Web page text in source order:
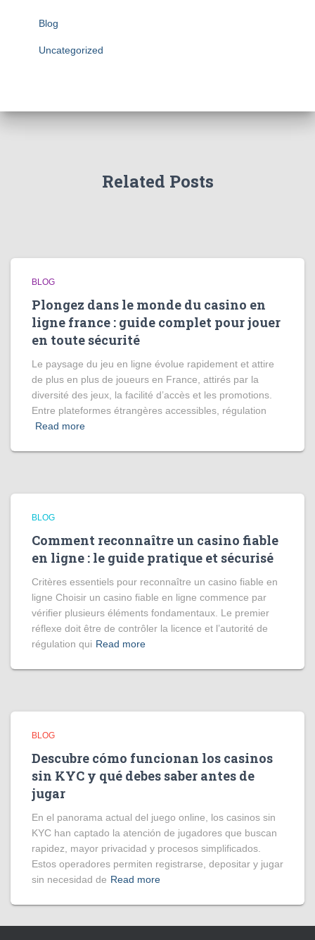
Blog
Uncategorized
Related Posts
BLOG
Plongez dans le monde du casino en
ligne france : guide complet pour jouer
en toute sécurité
Le paysage du jeu en ligne évolue rapidement et attire
de plus en plus de joueurs en France, attirés par la
diversité des jeux, la facilité d’accès et les promotions.
Entre plateformes étrangères accessibles, régulation
Read more
BLOG
Comment reconnaître un casino fiable
en ligne : le guide pratique et sécurisé
Critères essentiels pour reconnaître un casino fiable en
ligne Choisir un casino fiable en ligne commence par
vérifier plusieurs éléments fondamentaux. Le premier
réflexe doit être de contrôler la licence et l’autorité de
régulation qui Read more
BLOG
Descubre cómo funcionan los casinos
sin KYC y qué debes saber antes de
jugar
En el panorama actual del juego online, los casinos sin
KYC han captado la atención de jugadores que buscan
rapidez, mayor privacidad y procesos simplificados.
Estos operadores permiten registrarse, depositar y jugar
sin necesidad de Read more